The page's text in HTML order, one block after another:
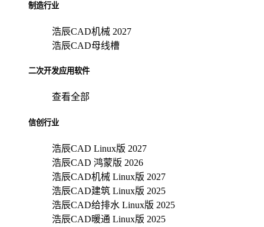
制造行业
浩辰CAD机械 2027
浩辰CAD母线槽
二次开发应用软件
查看全部
信创行业
浩辰CAD Linux版 2027
浩辰CAD 鸿蒙版 2026
浩辰CAD机械 Linux版 2027
浩辰CAD建筑 Linux版 2025
浩辰CAD给排水 Linux版 2025
浩辰CAD暖通 Linux版 2025